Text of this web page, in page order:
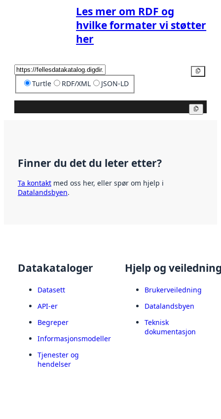
Les mer om RDF og
hvilke formater vi støtter
her
Turtle RDF/XML JSON-LD
Finner du det du leter etter?
Ta kontakt med oss her, eller spør om hjelp i
Datalandsbyen.
Datakataloger
Datasett
API-er
Begreper
Informasjonsmodeller
Tjenester og
hendelser
Hjelp og
Brukerveiledning
Datalandsbyen
Teknisk
dokumentasjon